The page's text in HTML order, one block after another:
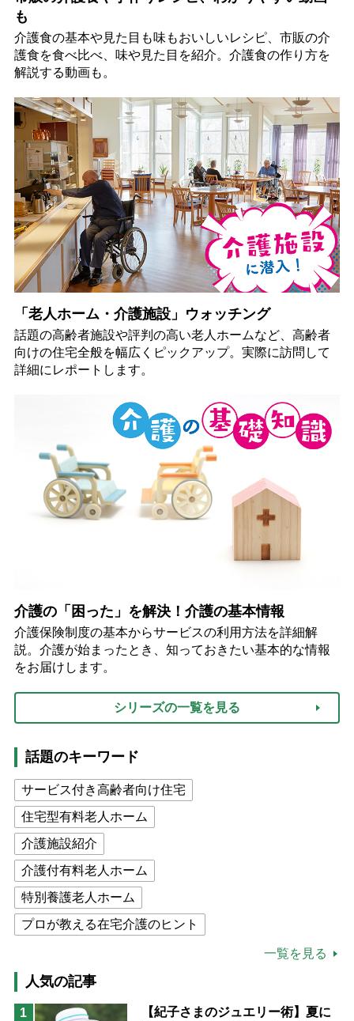
も
介護食の基本や見た目も味もおいしいレシピ、市販の介
護食を食べ比べ、味や見た目を紹介。介護食の作り方を
解説する動画も。
「老人ホーム・介護施設」ウォッチング
話題の高齢者施設や評判の高い老人ホームなど、高齢者
向けの住宅全般を幅広くピックアップ。実際に訪問して
詳細にレポートします。
介護の「困った」を解決！介護の基本情報
介護保険制度の基本からサービスの利用方法を詳細解
説。介護が始まったとき、知っておきたい基本的な情報
をお届けします。
シリーズの一覧を見る
話題のキーワード
サービス付き高齢者向け住宅
住宅型有料老人ホーム
介護施設紹介
介護付有料老人ホーム
特別養護老人ホーム
プロが教える在宅介護のヒント
高木ブー
ケアマネジャー
猫が母になつきません
一覧を見る
人気の記事
1
【紀子さまのジュエリー術】夏に